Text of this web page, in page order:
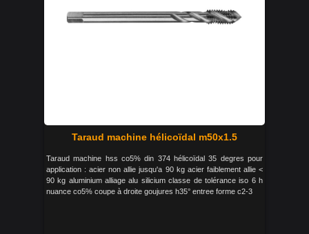
Taraud machine hélicoïdal m50x1.5
Taraud machine hss co5% din 374 hélicoïdal 35 degres pour
application : acier non allie jusqu'a 90 kg acier faiblement allie <
90 kg aluminium alliage alu silicium classe de tolérance iso 6 h
nuance co5% coupe à droite goujures h35° entree forme c2-3